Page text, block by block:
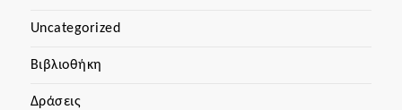
Uncategorized
Βιβλιοθήκη
Δράσεις